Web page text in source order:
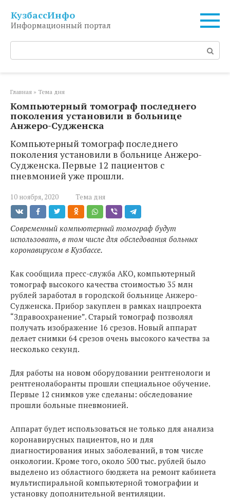
контенту
КузбассИнфо
Информационный портал
Поиск:
Главная » Тема дня
Компьютерный томограф последнего
поколения установили в больнице
Анжеро-Судженска
Компьютерный томограф последнего
поколения установили в больнице Анжеро-
Судженска. Первые 12 пациентов с
пневмонией уже прошли.
10 ноября, 2020 Тема дня
Современный компьютерный томограф будут
использовать, в том числе для обследования больных
коронавирусом в Кузбассе.
Как сообщила пресс-служба АКО, компьютерный
томограф высокого качества стоимостью 35 млн
рублей заработал в городской больнице Анжеро-
Судженска. Прибор закуплен в рамках нацпроекта
“Здравоохранение”. Старый томограф позволял
получать изображение 16 срезов. Новый аппарат
делает снимки 64 срезов очень высокого качества за
несколько секунд.
Для работы на новом оборудовании рентгенологи и
рентгенолаборанты прошли специальное обучение.
Первые 12 снимков уже сделаны: обследование
прошли больные пневмонией.
Аппарат будет использоваться не только для анализа
коронавирусных пациентов, но и для
диагностирования иных заболеваний, в том числе
онкологии. Кроме того, около 500 тыс. рублей было
выделено из областного бюджета на ремонт кабинета
мультиспиральной компьютерной томографии и
установку дополнительной вентиляции.